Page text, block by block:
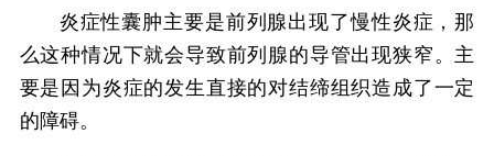
炎症性囊肿主要是前列腺出现了慢性炎症，那
么这种情况下就会导致前列腺的导管出现狭窄。主
要是因为炎症的发生直接的对结缔组织造成了一定
的障碍。